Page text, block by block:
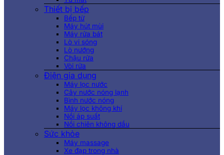
Thiết bị bếp
Bếp từ
Máy hút mùi
Máy rửa bát
Lò vi sóng
Lò nướng
Chậu rửa
Vòi rửa
Điện gia dụng
Máy lọc nước
Cây nước nóng lạnh
Bình nước nóng
Máy lọc không khí
Nồi áp suất
Nồi chiên không dầu
Sức khỏe
Máy massage
Xe đạp trong nhà